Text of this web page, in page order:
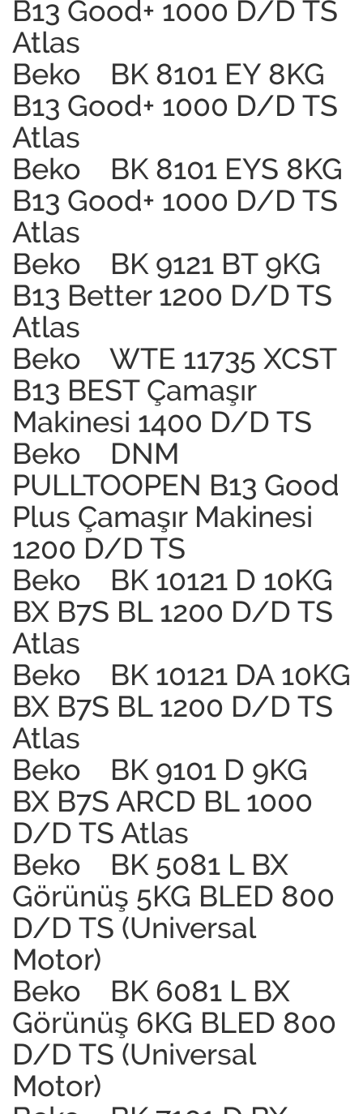
B13 Good+ 1000 D/D TS
Atlas
Beko BK 8101 EY 8KG
B13 Good+ 1000 D/D TS
Atlas
Beko BK 8101 EYS 8KG
B13 Good+ 1000 D/D TS
Atlas
Beko BK 9121 BT 9KG
B13 Better 1200 D/D TS
Atlas
Beko WTE 11735 XCST
B13 BEST Çamaşır
Makinesi 1400 D/D TS
Beko DNM
PULLTOOPEN B13 Good
Plus Çamaşır Makinesi
1200 D/D TS
Beko BK 10121 D 10KG
BX B7S BL 1200 D/D TS
Atlas
Beko BK 10121 DA 10KG
BX B7S BL 1200 D/D TS
Atlas
Beko BK 9101 D 9KG
BX B7S ARCD BL 1000
D/D TS Atlas
Beko BK 5081 L BX
Görünüş 5KG BLED 800
D/D TS (Universal
Motor)
Beko BK 6081 L BX
Görünüş 6KG BLED 800
D/D TS (Universal
Motor)